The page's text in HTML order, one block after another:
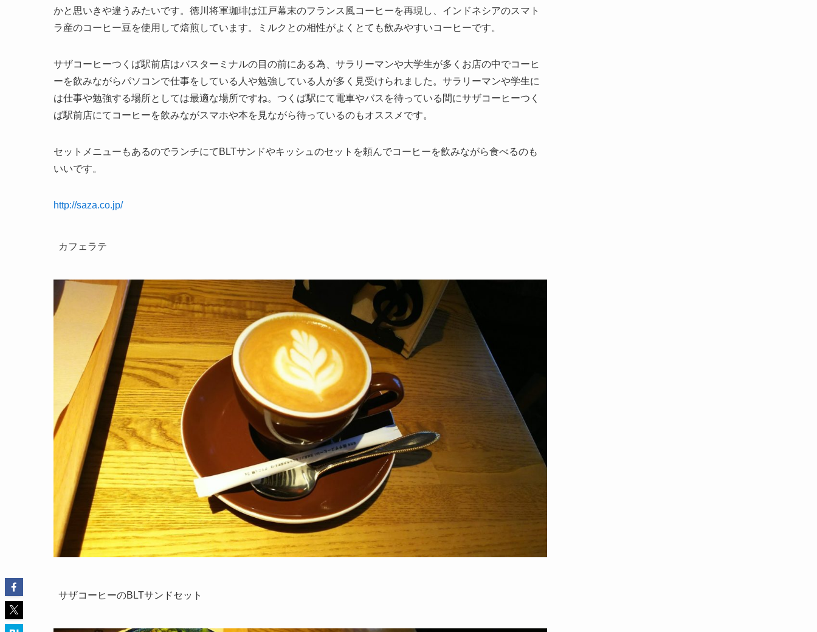
かと思いきや違うみたいです。徳川将軍珈琲は江戸幕末のフランス風コーヒーを再現し、インドネシアのスマト
ラ産のコーヒー豆を使用して焙煎しています。ミルクとの相性がよくとても飲みやすいコーヒーです。
サザコーヒーつくば駅前店はバスターミナルの目の前にある為、サラリーマンや大学生が多くお店の中でコーヒ
ーを飲みながらパソコンで仕事をしている人や勉強している人が多く見受けられました。サラリーマンや学生に
は仕事や勉強する場所としては最適な場所ですね。つくば駅にて電車やバスを待っている間にサザコーヒーつく
ば駅前店にてコーヒーを飲みながスマホや本を見ながら待っているのもオススメです。
セットメニューもあるのでランチにてBLTサンドやキッシュのセットを頼んでコーヒーを飲みながら食べるのも
いいです。
http://saza.co.jp/
カフェラテ
サザコーヒーのBLTサンドセット